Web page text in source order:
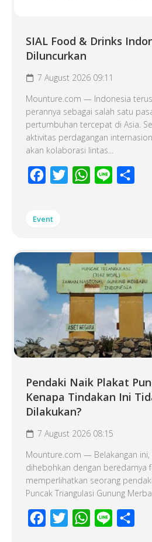
SIAL Food & Drinks
Diluncurkan
7 August 2026 09:11
Mounture.com — Indonesia
perannya sebagai salah satu
pertumbuhan tercepat di Asia.
aktivitas perdagangan
akan kolaborasi lintas...
Facebook
Twitter WhatsApp
Line
Event
Pendaki Naik Plakat
Kenapa Tindakan Ini
Dilakukan?
7 August 2026 08:15
Mounture.com — Belakangan
dihebohkan dengan beredarnya
memperlihatkan seorang
Puncak Triangulasi Gunung
Facebook
Twitter WhatsApp
Line